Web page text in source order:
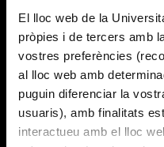
El lloc web de la
pròpies i de tercers amb
vostres preferències
al lloc web amb
puguin diferenciar la
usuaris), amb finalitats
interactueu amb el lloc